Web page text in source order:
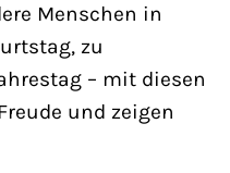
Menschen in
zu
– mit diesen
und zeigen